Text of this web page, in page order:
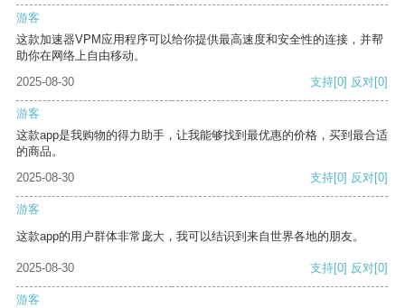
游客
这款加速器VPM应用程序可以给你提供最高速度和安全性的连接，并帮
助你在网络上自由移动。
2025-08-30
支持[0] 反对[0]
游客
这款app是我购物的得力助手，让我能够找到最优惠的价格，买到最合适
的商品。
2025-08-30
支持[0] 反对[0]
游客
这款app的用户群体非常庞大，我可以结识到来自世界各地的朋友。
2025-08-30 支持[0] 反对[0]
游客